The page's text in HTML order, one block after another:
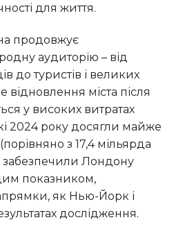
для життя.
аудиторію – від
до туристів і великих
міста після
у високих витратах
2024 року досягли майже
з 17,4 мільярда
забезпечили Лондону
цим показником,
як Нью-Йорк і
дослідження.